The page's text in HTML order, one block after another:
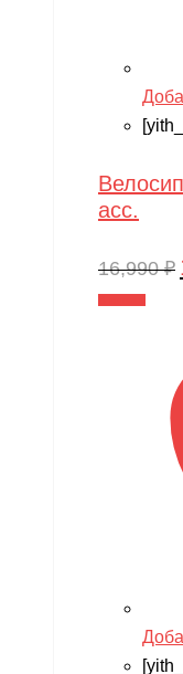
асс.
16,990₽